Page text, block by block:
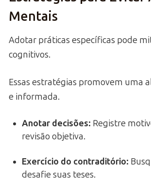
Mentais
Adotar práticas específicas pode
cognitivos.
Essas estratégias promovem uma
e informada.
Anotar decisões: Registre
revisão objetiva.
Exercício do contraditório:
desafie suas teses.